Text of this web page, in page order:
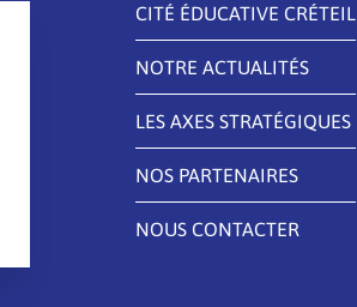
CITÉ ÉDUCATIVE CRÉTEIL
NOTRE ACTUALITÉS
LES AXES STRATÉGIQUES
NOS PARTENAIRES
NOUS CONTACTER